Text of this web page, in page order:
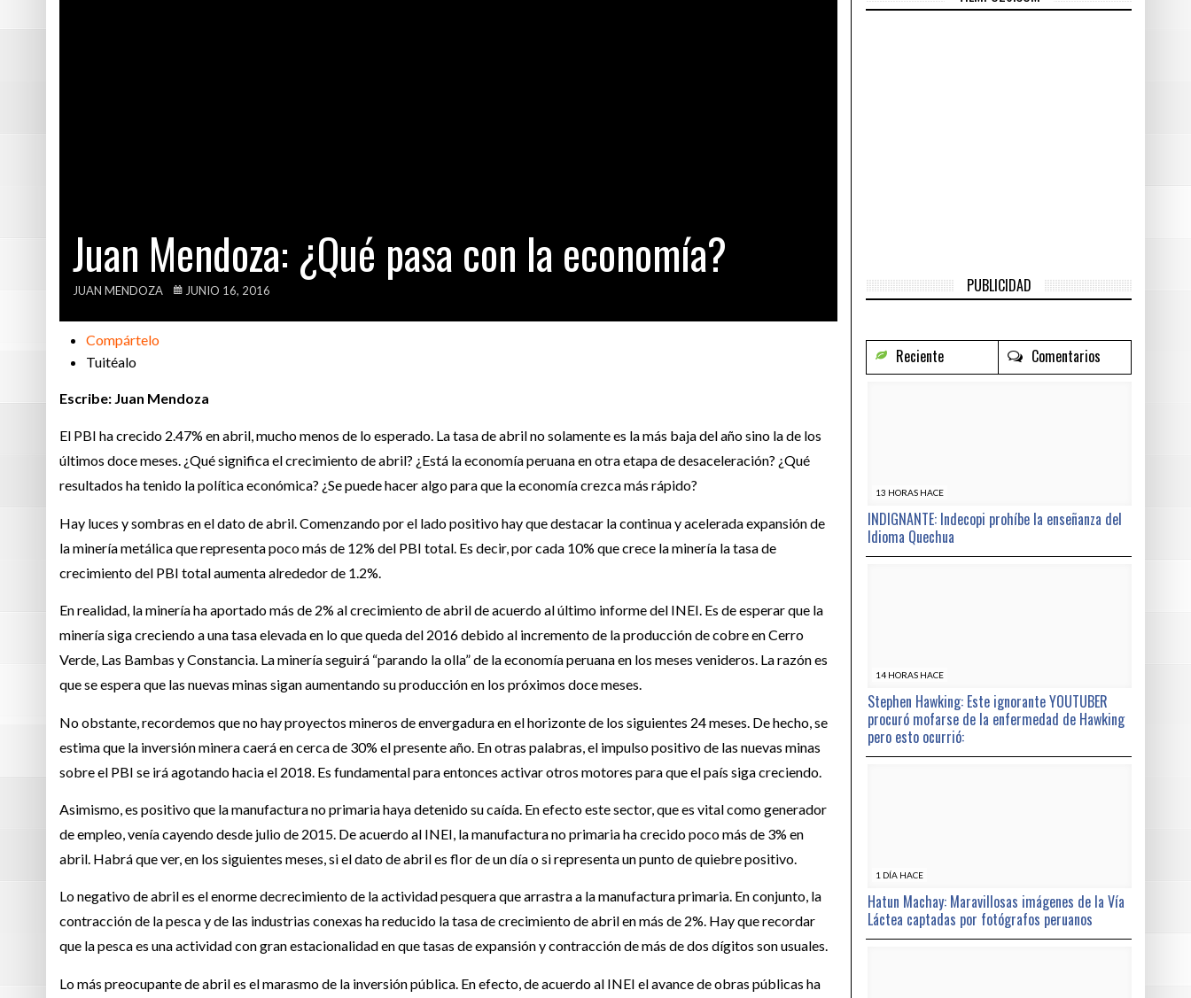
Juan Mendoza: ¿Qué pasa con la economía?
JUAN MENDOZA JUNIO 16, 2016
Compártelo
Tuitéalo
Escribe: Juan Mendoza
El PBI ha crecido 2.47% en abril, mucho menos de lo esperado. La tasa de abril no solamente es la más baja del año sino la de los
últimos doce meses. ¿Qué significa el crecimiento de abril? ¿Está la economía peruana en otra etapa de desaceleración? ¿Qué
resultados ha tenido la política económica? ¿Se puede hacer algo para que la economía crezca más rápido?
Hay luces y sombras en el dato de abril. Comenzando por el lado positivo hay que destacar la continua y acelerada expansión de
la minería metálica que representa poco más de 12% del PBI total. Es decir, por cada 10% que crece la minería la tasa de
crecimiento del PBI total aumenta alrededor de 1.2%.
En realidad, la minería ha aportado más de 2% al crecimiento de abril de acuerdo al último informe del INEI. Es de esperar que la
minería siga creciendo a una tasa elevada en lo que queda del 2016 debido al incremento de la producción de cobre en Cerro
Verde, Las Bambas y Constancia. La minería seguirá “parando la olla” de la economía peruana en los meses venideros. La razón es
que se espera que las nuevas minas sigan aumentando su producción en los próximos doce meses.
No obstante, recordemos que no hay proyectos mineros de envergadura en el horizonte de los siguientes 24 meses. De hecho, se
estima que la inversión minera caerá en cerca de 30% el presente año. En otras palabras, el impulso positivo de las nuevas minas
sobre el PBI se irá agotando hacia el 2018. Es fundamental para entonces activar otros motores para que el país siga creciendo.
Asimismo, es positivo que la manufactura no primaria haya detenido su caída. En efecto este sector, que es vital como generador
de empleo, venía cayendo desde julio de 2015. De acuerdo al INEI, la manufactura no primaria ha crecido poco más de 3% en
abril. Habrá que ver, en los siguientes meses, si el dato de abril es flor de un día o si representa un punto de quiebre positivo.
Lo negativo de abril es el enorme decrecimiento de la actividad pesquera que arrastra a la manufactura primaria. En conjunto, la
contracción de la pesca y de las industrias conexas ha reducido la tasa de crecimiento de abril en más de 2%. Hay que recordar
que la pesca es una actividad con gran estacionalidad en que tasas de expansión y contracción de más de dos dígitos son usuales.
Lo más preocupante de abril es el marasmo de la inversión pública. En efecto, de acuerdo al INEI el avance de obras públicas ha
PUBLICIDAD
Reciente Comentarios
13 HORAS HACE
INDIGNANTE: Indecopi prohíbe la enseñanza del
Idioma Quechua
14 HORAS HACE
Stephen Hawking: Este ignorante YOUTUBER
procuró mofarse de la enfermedad de Hawking
pero esto ocurrió:
1 DÍA HACE
Hatun Machay: Maravillosas imágenes de la Vía
Láctea captadas por fotógrafos peruanos